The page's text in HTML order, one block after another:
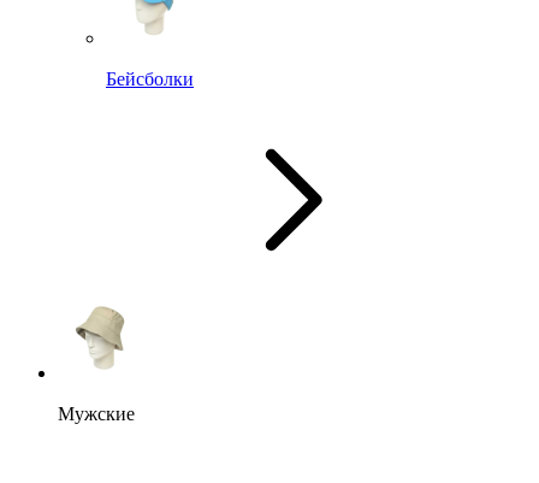
Бейсболки
Мужские